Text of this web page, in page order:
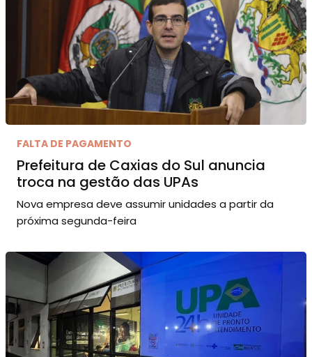
FALTA DE PAGAMENTO
Prefeitura de Caxias do Sul anuncia
troca na gestão das UPAs
Nova empresa deve assumir unidades a partir da
próxima segunda-feira